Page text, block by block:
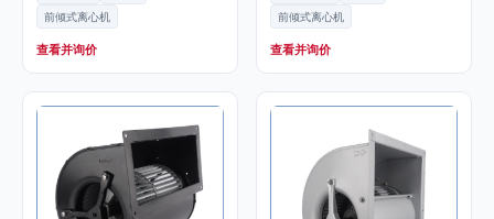
前倾式离心机
查看并询价
前倾式离心机
查看并询价